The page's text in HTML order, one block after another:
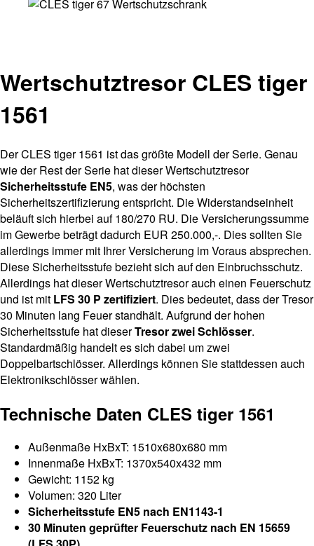
Wertschutztresor CLES tiger
1561
Der CLES tiger 1561 ist das größte Modell der Serie. Genau
wie der Rest der Serie hat dieser Wertschutztresor
Sicherheitsstufe EN5, was der höchsten
Sicherheitszertifizierung entspricht. Die Widerstandseinheit
beläuft sich hierbei auf 180/270 RU. Die Versicherungssumme
im Gewerbe beträgt dadurch EUR 250.000,-. Dies sollten Sie
allerdings immer mit Ihrer Versicherung im Voraus absprechen.
Diese Sicherheitsstufe bezieht sich auf den Einbruchsschutz.
Allerdings hat dieser Wertschutztresor auch einen Feuerschutz
und ist mit LFS 30 P zertifiziert. Dies bedeutet, dass der Tresor
30 Minuten lang Feuer standhält. Aufgrund der hohen
Sicherheitsstufe hat dieserTresor zwei Schlösser.
Standardmäßig handelt es sich dabei um zwei
Doppelbartschlösser. Allerdings können Sie stattdessen auch
Elektronikschlösser wählen.
Technische Daten CLES tiger 1561
Außenmaße HxBxT: 1510x680x680 mm
Innenmaße HxBxT: 1370x540x432 mm
Gewicht: 1152 kg
Volumen: 320 Liter
Sicherheitsstufe EN5 nach EN1143-1
30 Minuten geprüfter Feuerschutz nach EN 15659